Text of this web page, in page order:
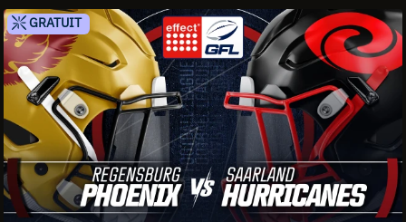
GRATUIT